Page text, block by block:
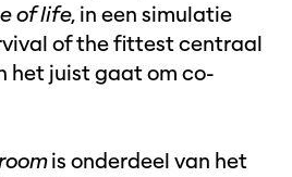
of life, in een simulatie
of the fittest centraal
het juist gaat om co-
is onderdeel van het